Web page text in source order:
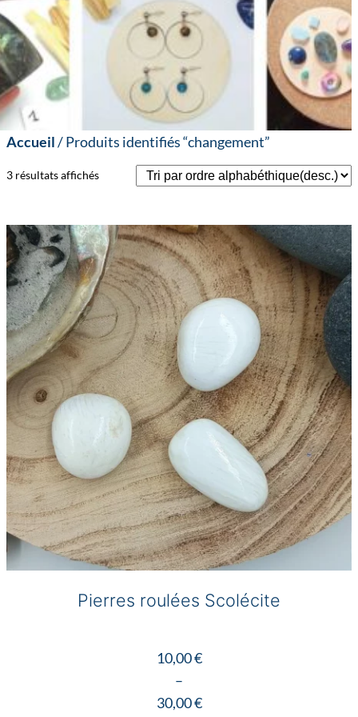
Accueil/ Produits identifiés “changement”
3 résultats affichés
Pierres roulées Scolécite
10,00€
–
30,00€